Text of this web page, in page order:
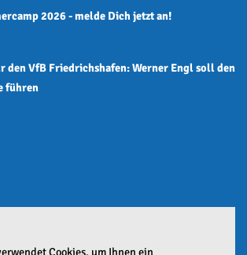
2026 - melde Dich jetzt an!
den VfB Friedrichshafen: Werner Engl soll den
führen
Cookies, um Ihnen ein